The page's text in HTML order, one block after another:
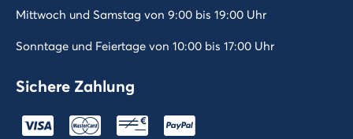
Mittwoch und Samstag von 9:00 bis 19:00 Uhr
Sonntage und Feiertage von 10:00 bis 17:00 Uhr
Sichere Zahlung